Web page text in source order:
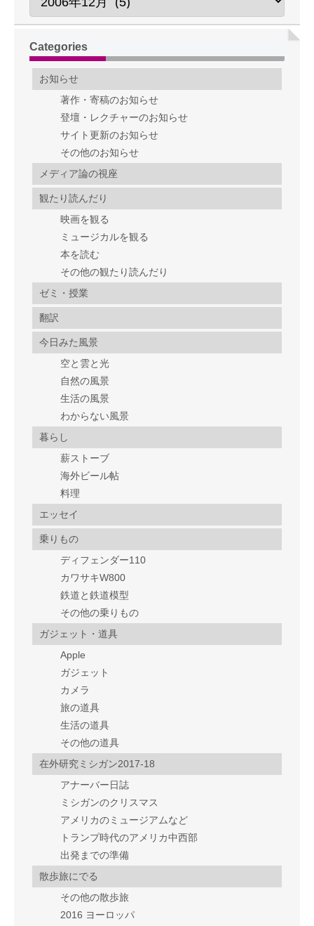
Categories
お知らせ
著作・寄稿のお知らせ
登壇・レクチャーのお知らせ
サイト更新のお知らせ
その他のお知らせ
メディア論の視座
観たり読んだり
映画を観る
ミュージカルを観る
本を読む
その他の観たり読んだり
ゼミ・授業
翻訳
今日みた風景
空と雲と光
自然の風景
生活の風景
わからない風景
暮らし
薪ストーブ
海外ビール帖
料理
エッセイ
乗りもの
ディフェンダー110
カワサキW800
鉄道と鉄道模型
その他の乗りもの
ガジェット・道具
Apple
ガジェット
カメラ
旅の道具
生活の道具
その他の道具
在外研究ミシガン2017-18
アナーバー日誌
ミシガンのクリスマス
アメリカのミュージアムなど
トランプ時代のアメリカ中西部
出発までの準備
散歩旅にでる
その他の散歩旅
2016 ヨーロッパ